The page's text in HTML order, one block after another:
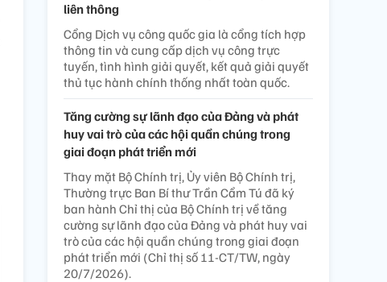
liên thông
Cổng Dịch vụ công quốc gia là cổng tích hợp
thông tin và cung cấp dịch vụ công trực
tuyến, tình hình giải quyết, kết quả giải quyết
thủ tục hành chính thống nhất toàn quốc.
Tăng cường sự lãnh đạo của Đảng và phát
huy vai trò của các hội quần chúng trong
giai đoạn phát triển mới
Thay mặt Bộ Chính trị, Ủy viên Bộ Chính trị,
Thường trực Ban Bí thư Trần Cẩm Tú đã ký
ban hành Chỉ thị của Bộ Chính trị về tăng
cường sự lãnh đạo của Đảng và phát huy vai
trò của các hội quần chúng trong giai đoạn
phát triển mới (Chỉ thị số 11-CT/TW, ngày
20/7/2026).